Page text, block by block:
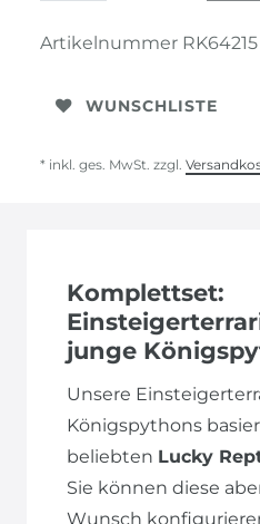
Artikelnummer RK64215
WUNSCHLISTE
* inkl. ges. MwSt. zzgl.
Komplettset:
junge
Unsere
Königspythons
beliebten Lucky
Sie können diese
Wunsch